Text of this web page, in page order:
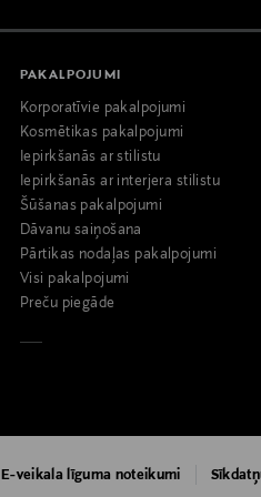
PAKALPOJUMI
Korporatīvie pakalpojumi
Kosmētikas pakalpojumi
Iepirkšanās ar stilistu
Iepirkšanās ar interjera stilistu
Šūšanas pakalpojumi
Dāvanu saiņošana
Pārtikas nodaļas pakalpojumi
Visi pakalpojumi
Preču piegāde
E-veikala līguma noteikumi